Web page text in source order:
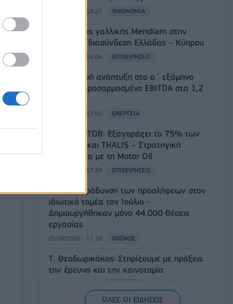
05/08/2026 - 18:27 ΟΙΚΟΝΟΜΙΑ
Είσοδος της γαλλικής Meridiam στην
ηλεκτρική διασύνδεση Ελλάδας – Κύπρου
05/08/2026 - 18:06 ΕΠΙΧΕΙΡΗΣΕΙΣ
ΔΕΗ: Ισχυρή ανάπτυξη στο α΄ εξάμηνο
2026 με προσαρμοσμένο EBITDA στα 1,2
05/08/2026 - 17:51 ΕΝΕΡΓΕΙΑ
Όμιλος AKTOR: Εξαγοράζει το 75% των
ΗΛΕΚΤΩΡ και THALIS – Στρατηγική
συνεργασία με τη Motor Oil
05/08/2026 - 17:39 ΕΠΙΧΕΙΡΗΣΕΙΣ
ΗΠΑ: Επιβράδυνση των προσλήψεων στον
ιδιωτικό τομέα τον Ιούλιο -
Δημιουργήθηκαν μόνο 44.000 θέσεις
εργασίας
05/08/2026 - 17:16 ΚΟΣΜΟΣ
Τ. Θεοδωρικάκος: Στηρίζουμε με πράξεις
την έρευνα και την καινοτομία
ΟΛΕΣ ΟΙ ΕΙΔΗΣΕΙΣ